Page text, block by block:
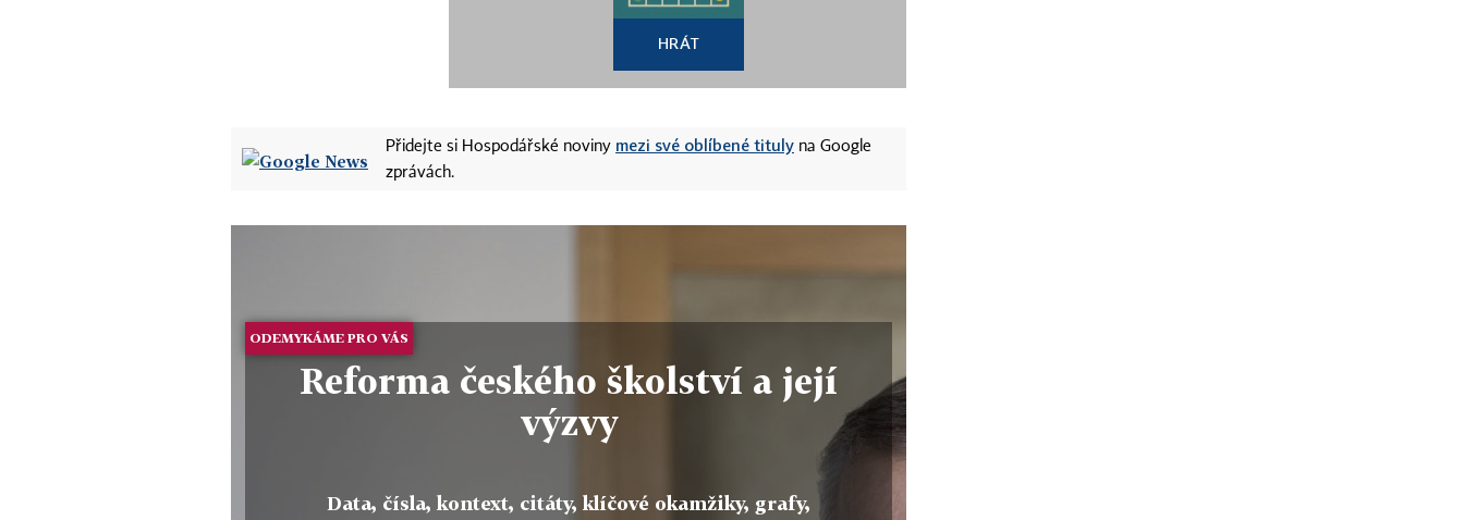
HRÁT
Přidejte si Hospodářské noviny mezi své oblíbené tituly na Google
zprávách.
ODEMYKÁME PRO VÁS
Reforma českého školství a její
výzvy
Data, čísla, kontext, citáty, klíčové okamžiky, grafy,